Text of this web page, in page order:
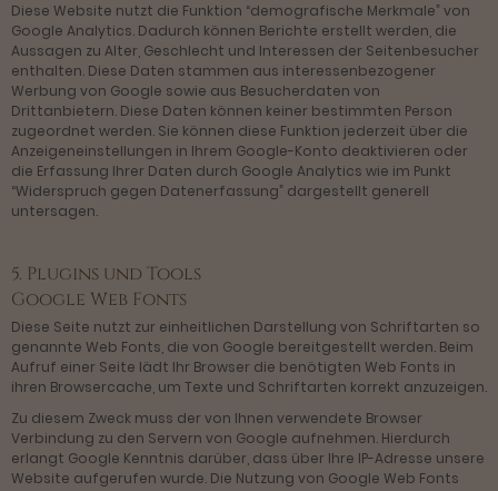
Diese Website nutzt die Funktion “demografische Merkmale” von
Google Analytics. Dadurch können Berichte erstellt werden, die
Aussagen zu Alter, Geschlecht und Interessen der Seitenbesucher
enthalten. Diese Daten stammen aus interessenbezogener
Werbung von Google sowie aus Besucherdaten von
Drittanbietern. Diese Daten können keiner bestimmten Person
zugeordnet werden. Sie können diese Funktion jederzeit über die
Anzeigeneinstellungen in Ihrem Google-Konto deaktivieren oder
die Erfassung Ihrer Daten durch Google Analytics wie im Punkt
“Widerspruch gegen Datenerfassung” dargestellt generell
untersagen.
5. Plugins und Tools
Google Web Fonts
Diese Seite nutzt zur einheitlichen Darstellung von Schriftarten so
genannte Web Fonts, die von Google bereitgestellt werden. Beim
Aufruf einer Seite lädt Ihr Browser die benötigten Web Fonts in
ihren Browsercache, um Texte und Schriftarten korrekt anzuzeigen.
Zu diesem Zweck muss der von Ihnen verwendete Browser
Verbindung zu den Servern von Google aufnehmen. Hierdurch
erlangt Google Kenntnis darüber, dass über Ihre IP-Adresse unsere
Website aufgerufen wurde. Die Nutzung von Google Web Fonts